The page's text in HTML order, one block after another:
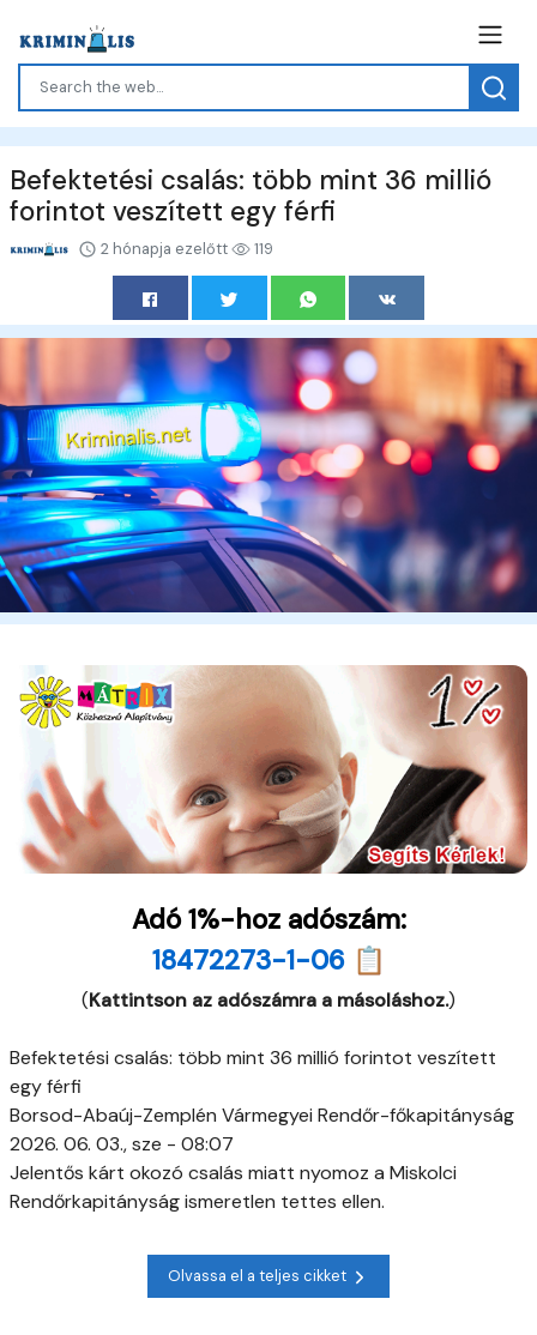
Befektetési csalás: több mint 36 millió
forintot veszített egy férfi
2 hónapja ezelőtt 119
Adó 1%-hoz adószám:
18472273-1-06 📋
(Kattintson az adószámra a másoláshoz.)
Befektetési csalás: több mint 36 millió forintot veszített
egy férfi
Borsod-Abaúj-Zemplén Vármegyei Rendőr-főkapitányság
2026. 06. 03., sze - 08:07
Jelentős kárt okozó csalás miatt nyomoz a Miskolci
Rendőrkapitányság ismeretlen tettes ellen.
Olvassa el a teljes cikket